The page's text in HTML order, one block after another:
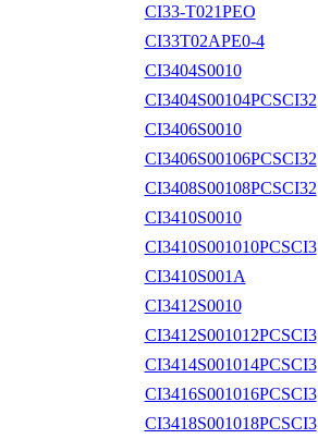
CI33-T021PEO
CI33T02APE0-4
CI3404S0010
CI3404S00104PCSCI32
CI3406S0010
CI3406S00106PCSCI32
CI3408S00108PCSCI32
CI3410S0010
CI3410S001010PCSCI3
CI3410S001A
CI3412S0010
CI3412S001012PCSCI3
CI3414S001014PCSCI3
CI3416S001016PCSCI3
CI3418S001018PCSCI3